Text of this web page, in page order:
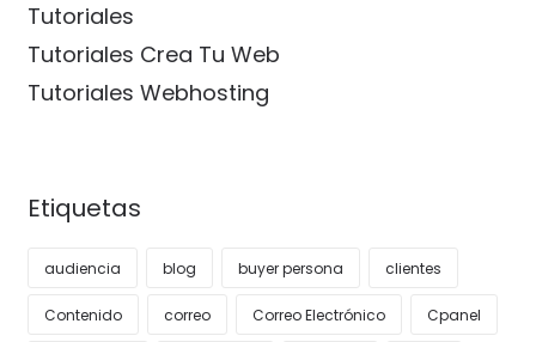
Tutoriales
Tutoriales Crea Tu Web
Tutoriales Webhosting
Etiquetas
audiencia blog buyer persona clientes
Contenido correo Correo Electrónico Cpanel